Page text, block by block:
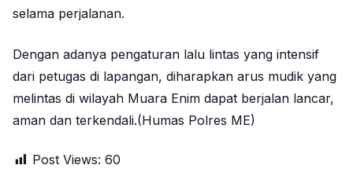
selama perjalanan.
Dengan adanya pengaturan lalu lintas yang intensif
dari petugas di lapangan, diharapkan arus mudik yang
melintas di wilayah Muara Enim dapat berjalan lancar,
aman dan terkendali.(Humas Polres ME)
Post Views: 60